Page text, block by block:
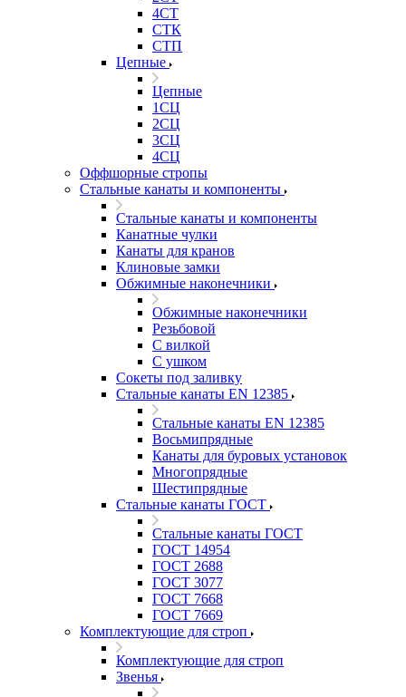
4СТ
СТК
СТП
Цепные
Цепные
1СЦ
2СЦ
3СЦ
4СЦ
Оффшорные стропы
Стальные канаты и компоненты
Стальные канаты и компоненты
Канатные чулки
Канаты для кранов
Клиновые замки
Обжимные наконечники
Обжимные наконечники
Резьбовой
С вилкой
С ушком
Сокеты под заливку
Стальные канаты EN 12385
Стальные канаты EN 12385
Восьмипрядные
Канаты для буровых установок
Многопрядные
Шестипрядные
Стальные канаты ГОСТ
Стальные канаты ГОСТ
ГОСТ 14954
ГОСТ 2688
ГОСТ 3077
ГОСТ 7668
ГОСТ 7669
Комплектующие для строп
Комплектующие для строп
Звенья